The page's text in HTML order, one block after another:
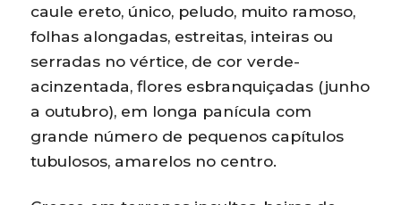
caule ereto, único, peludo, muito ramoso,
folhas alongadas, estreitas, inteiras ou
serradas no vértice, de cor verde-
acinzentada, flores esbranquiçadas (junho
a outubro), em longa panícula com
grande número de pequenos capítulos
tubulosos, amarelos no centro.